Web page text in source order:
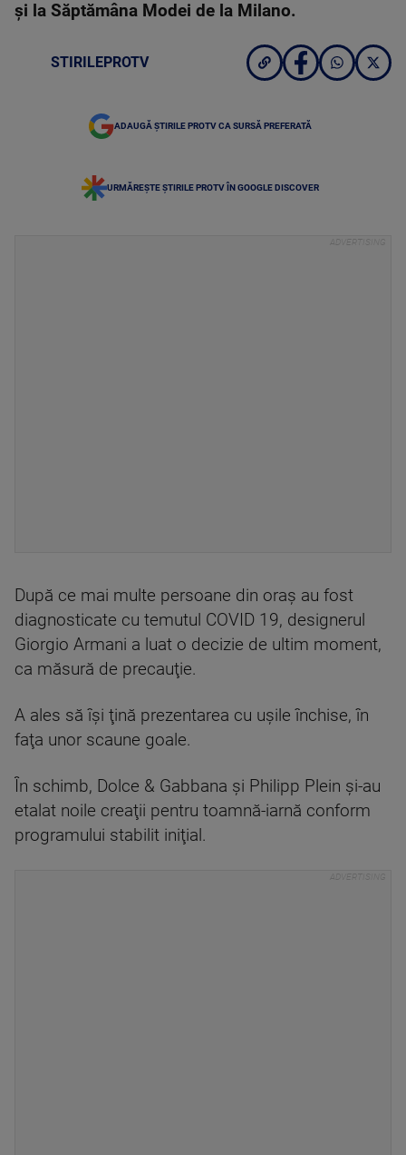
şi la Săptămâna Modei de la Milano.
STIRILEPROTV
ADAUGĂ ȘTIRILE PROTV CA SURSĂ PREFERATĂ
URMĂREȘTE ȘTIRILE PROTV ÎN GOOGLE DISCOVER
După ce mai multe persoane din oraş au fost
diagnosticate cu temutul COVID 19, designerul
Giorgio Armani a luat o decizie de ultim moment,
ca măsură de precauţie.
A ales să îşi ţină prezentarea cu uşile închise, în
faţa unor scaune goale.
În schimb, Dolce & Gabbana şi Philipp Plein şi-au
etalat noile creaţii pentru toamnă-iarnă conform
programului stabilit iniţial.